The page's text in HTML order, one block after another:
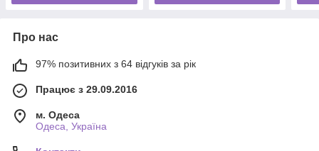
Про нас
97% позитивних з 64 відгуків за рік
Працює з 29.09.2016
м. Одеса
Одеса, Україна